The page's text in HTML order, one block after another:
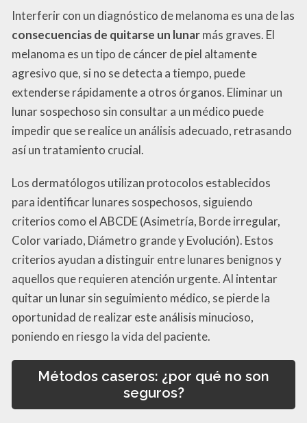
Interferir con un diagnóstico de melanoma es una de las
consecuencias de quitarse un lunarmás graves. El
melanoma es un tipo de cáncer de piel altamente
agresivo que, si no se detecta a tiempo, puede
extenderse rápidamente a otros órganos. Eliminar un
lunar sospechoso sin consultar a un médico puede
impedir que se realice un análisis adecuado, retrasando
así un tratamiento crucial.
Los dermatólogos utilizan protocolos establecidos
para identificar lunares sospechosos, siguiendo
criterios como el ABCDE (Asimetría, Borde irregular,
Color variado, Diámetro grande y Evolución). Estos
criterios ayudan a distinguir entre lunares benignos y
aquellos que requieren atención urgente. Al intentar
quitar un lunar sin seguimiento médico, se pierde la
oportunidad de realizar este análisis minucioso,
poniendo en riesgo la vida del paciente.
Métodos caseros: ¿por qué no son
seguros?